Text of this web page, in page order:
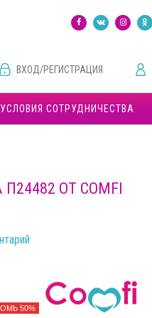
ВХОД/РЕГИСТРАЦИЯ
УСЛОВИЯ СОТРУДНИЧЕСТВА
ОТ COMFI
50%